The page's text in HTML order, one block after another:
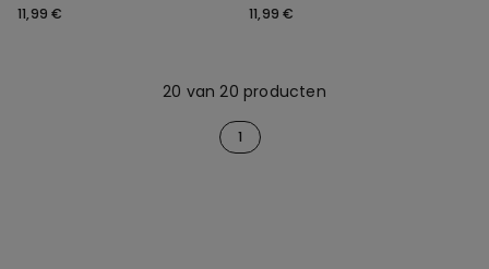
11,99 €
11,99 €
20 van 20 producten
1